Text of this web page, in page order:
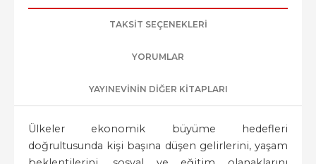
TAKSIT SEÇENEKLERI
YORUMLAR
YAYINEVININ DIĞER KITAPLARI
Ülkeler ekonomik büyüme hedefleri
doğrultusunda kişi başına düşen gelirlerini, yaşam